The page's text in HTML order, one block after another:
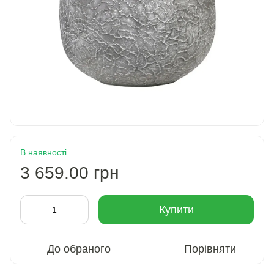
В наявності
3 659.00 грн
Купити
До обраного Порівняти